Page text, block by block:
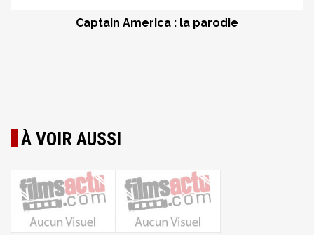
Captain America : la parodie
À VOIR AUSSI